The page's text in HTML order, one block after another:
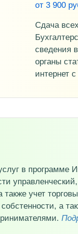
от 3 900
Сдача
сведения
органы
интернет
в программе
также учет
а